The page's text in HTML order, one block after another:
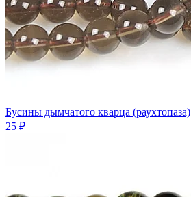
Бусины дымчатого кварца (раухтопаза)
25 ₽